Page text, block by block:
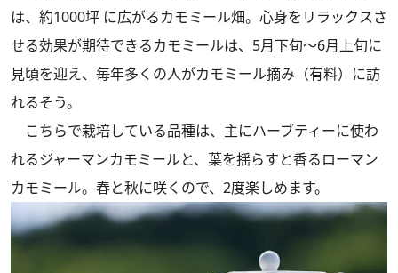
は、約1000坪 に広がるカモミール畑。心身をリラックスさ
せる効果が期待できるカモミールは、5月下旬～6月上旬に
見頃を迎え、毎年多くの人がカモミール摘み（有料）に訪
れるそう。
こちらで栽培している品種は、主にハーブティーに使わ
れるジャーマンカモミールと、葉を揺らすと香るローマン
カモミール。春と秋に咲くので、2度楽しめます。